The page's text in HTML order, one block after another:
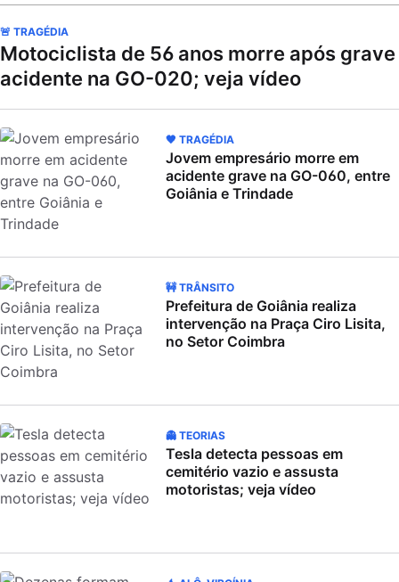
🚨 TRAGÉDIA
Motociclista de 56 anos morre após grave
acidente na GO-020; veja vídeo
🖤 TRAGÉDIA
Jovem empresário morre em
acidente grave na GO-060, entre
Goiânia e Trindade
🚧 TRÂNSITO
Prefeitura de Goiânia realiza
intervenção na Praça Ciro Lisita,
no Setor Coimbra
👻 TEORIAS
Tesla detecta pessoas em
cemitério vazio e assusta
motoristas; veja vídeo